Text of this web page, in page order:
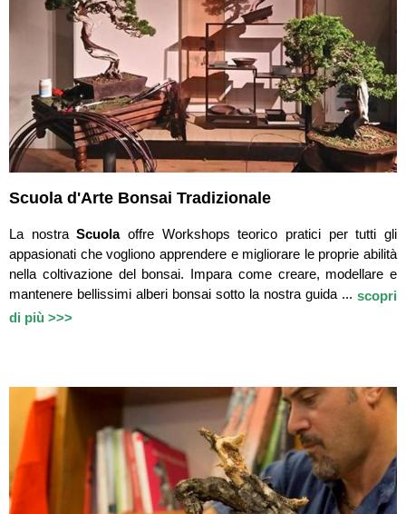
Scuola d'Arte Bonsai Tradizionale
La nostraScuolaoffre Workshops teorico pratici per tutti gli
appasionati che vogliono apprendere e migliorare le proprie abilità
nella coltivazione del bonsai. Impara come creare, modellare e
mantenere bellissimi alberi bonsai sotto la nostra guida ... scopri
di più >>>